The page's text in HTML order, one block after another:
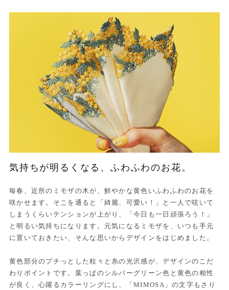
気持ちが明るくなる、ふわふわのお花。
毎春、近所のミモザの木が、鮮やかな黄色いふわふわのお花を
咲かせます。そこを通ると「綺麗、可愛い！」と一人で呟いて
しまうくらいテンションが上がり、「今日も一日頑張ろう！」
と明るい気持ちになります。元気になるミモザを、いつも手元
に置いておきたい、そんな思いからデザインをはじめました。
黄色部分のプチっとした粒々と糸の光沢感が、デザインのこだ
わりポイントです。葉っぱのシルバーグリーン色と黄色の相性
が良く、心躍るカラーリングにし、「MIMOSA」の文字もさり